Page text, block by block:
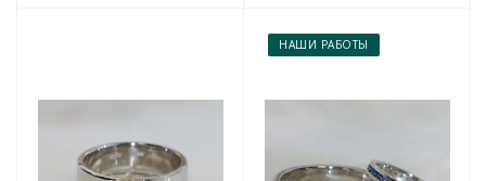
НАШИ РАБОТЫ